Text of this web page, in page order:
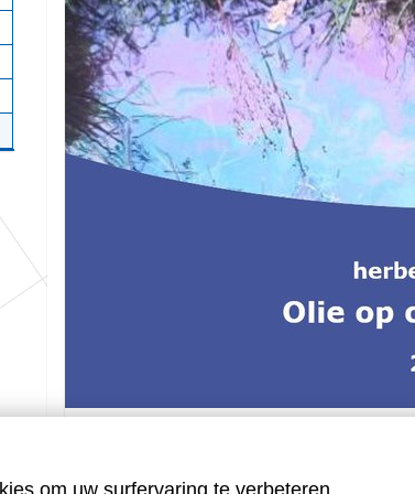
K
om uw surfervaring te verbeteren.